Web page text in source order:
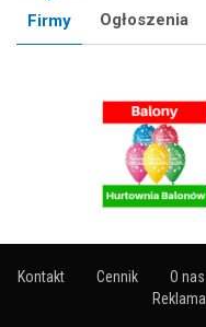
Firmy Ogłoszenia
Kontakt Cennik O nas
Reklama